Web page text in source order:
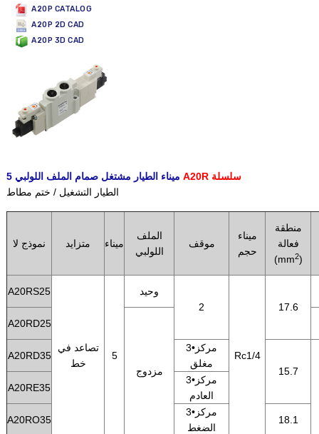
A20P CATALOG
A20P 2D CAD
A20P 3D CAD
5 ميناء الطيار مشتغل صمام الملف اللولبي
A20R سلسلة
الطيار التشغيل / ختم مطاط
نموذج لا متزايد ميناء
الملف
اللولبي
موقف
ميناء
حجم
منطقة
فعالة
(mm2)
A20RS25
تصاعد في
خط
5
وحيد
2
Rc1/4
17.6
A20RD25
مزدوج
A20RD35
3•مركز
مغلق
15.7
A20RE35
3•مركز
العادم
A20RO35
3•مركز
الضغط
18.1